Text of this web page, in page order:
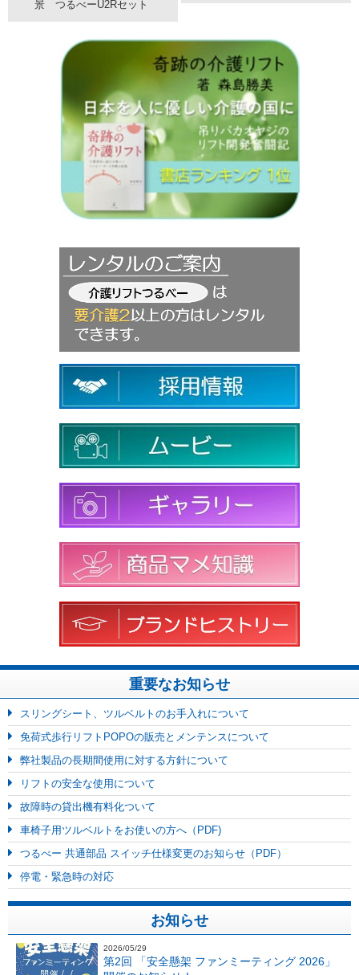
景 つるべーU2Rセット
重要なお知らせ
スリングシート、ツルベルトのお手入れについて
免荷式歩行リフトPOPOの販売とメンテンスについて
弊社製品の長期間使用に対する方針について
リフトの安全な使用について
故障時の貸出機有料化ついて
車椅子用ツルベルトをお使いの方へ（PDF)
つるべー 共通部品 スイッチ仕様変更のお知らせ（PDF）
停電・緊急時の対応
お知らせ
2026/05/29
第2回 「安全懸架 ファンミーティング 2026」